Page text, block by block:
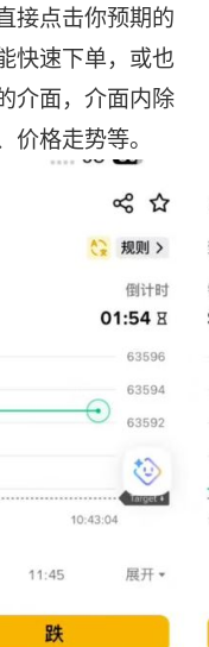
接点击你预期的
快速下单，或也
介面，介面内除
格走势等。